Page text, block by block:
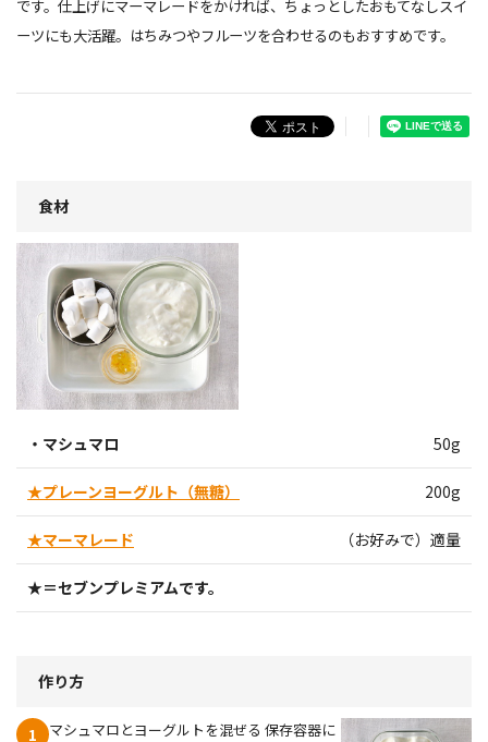
です。仕上げにマーマレードをかければ、ちょっとしたおもてなしスイ
ーツにも大活躍。はちみつやフルーツを合わせるのもおすすめです。
食材
・マシュマロ 50g
★プレーンヨーグルト（無糖） 200g
★マーマレード （お好みで）適量
★＝セブンプレミアムです。
作り方
1
マシュマロとヨーグルトを混ぜる 保存容器に